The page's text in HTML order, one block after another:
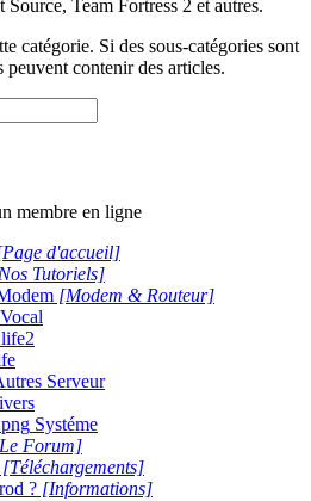
Team Fortress 2 et autres.
catégorie. Si des sous-catégories sont
peuvent contenir des articles.
membre en ligne
d'accueil]
Tutoriels]
[Modem & Routeur]
Vocal
Serveur
Systéme
Forum]
[Téléchargements]
? [Informations]